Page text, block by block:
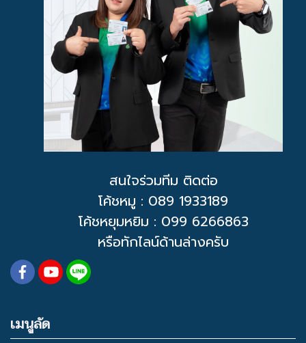
สนใจร่วมทีม ติดต่อ
โค้ชหมู : 089 1933189
โค้ชหยุมหยิม : 099 6266863
หรือทักไลน์ด้านล่างครับ
เมนูลัด